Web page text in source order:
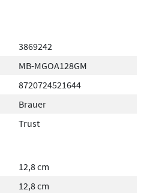
3869242
MB-MGOA128GM
8720724521644
Brauer
Trust
12,8 cm
12,8 cm